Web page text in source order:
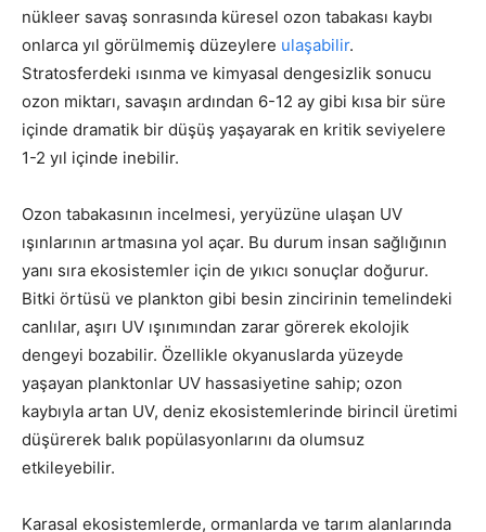
nükleer savaş sonrasında küresel ozon tabakası kaybı
onlarca yıl görülmemiş düzeylere ulaşabilir.
Stratosferdeki ısınma ve kimyasal dengesizlik sonucu
ozon miktarı, savaşın ardından 6-12 ay gibi kısa bir süre
içinde dramatik bir düşüş yaşayarak en kritik seviyelere
1-2 yıl içinde inebilir.
Ozon tabakasının incelmesi, yeryüzüne ulaşan UV
ışınlarının artmasına yol açar. Bu durum insan sağlığının
yanı sıra ekosistemler için de yıkıcı sonuçlar doğurur.
Bitki örtüsü ve plankton gibi besin zincirinin temelindeki
canlılar, aşırı UV ışınımından zarar görerek ekolojik
dengeyi bozabilir. Özellikle okyanuslarda yüzeyde
yaşayan planktonlar UV hassasiyetine sahip; ozon
kaybıyla artan UV, deniz ekosistemlerinde birincil üretimi
düşürerek balık popülasyonlarını da olumsuz
etkileyebilir.
Karasal ekosistemlerde, ormanlarda ve tarım alanlarında